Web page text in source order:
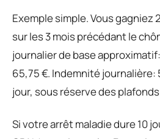
Exemple simple. Vous gagniez
sur les 3 mois précédant le
journalier de base
65,75 €. Indemnité journalière:
jour, sous réserve des
Si votre arrêt maladie dure 10